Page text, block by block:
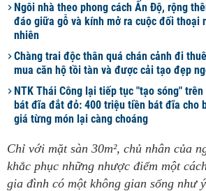
Ngôi nhà theo phong cách Ấn Độ, rộng
đáo giữa gỗ và kính mở ra cuộc đối thoại
nhiên
Chàng trai độc thân quá chán cảnh đi
mua căn hộ tồi tàn và được cải tạo đẹp
NTK Thái Công lại tiếp tục "tạo sóng"
bát đĩa đắt đỏ: 400 triệu tiền bát đĩa cho
giá từng món lại càng choáng
Chỉ với mặt sàn 30m², chủ nhân của
khắc phục những nhược điểm một
gia đình có một không gian sống như